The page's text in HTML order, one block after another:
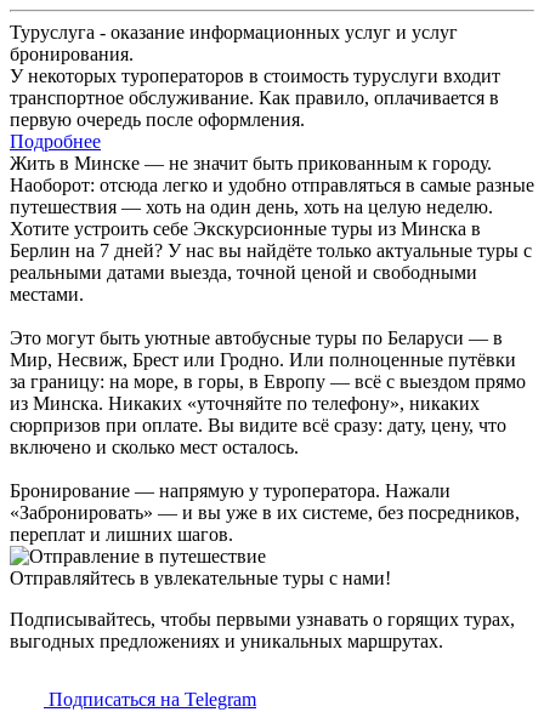
Туруслуга - оказание информационных услуг и услуг
бронирования.
У некоторых туроператоров в стоимость туруслуги входит
транспортное обслуживание. Как правило, оплачивается в
первую очередь после оформления.
Подробнее
Жить в Минске — не значит быть прикованным к городу.
Наоборот: отсюда легко и удобно отправляться в самые разные
путешествия — хоть на один день, хоть на целую неделю.
Хотите устроить себе Экскурсионные туры из Минска в
Берлин на 7 дней? У нас вы найдёте только актуальные туры с
реальными датами выезда, точной ценой и свободными
местами.
Это могут быть уютные автобусные туры по Беларуси — в
Мир, Несвиж, Брест или Гродно. Или полноценные путёвки
за границу: на море, в горы, в Европу — всё с выездом прямо
из Минска. Никаких «уточняйте по телефону», никаких
сюрпризов при оплате. Вы видите всё сразу: дату, цену, что
включено и сколько мест осталось.
Бронирование — напрямую у туроператора. Нажали
«Забронировать» — и вы уже в их системе, без посредников,
переплат и лишних шагов.
Отправляйтесь в увлекательные туры с нами!
Подписывайтесь, чтобы первыми узнавать о горящих турах,
выгодных предложениях и уникальных маршрутах.
Подписаться на Telegram